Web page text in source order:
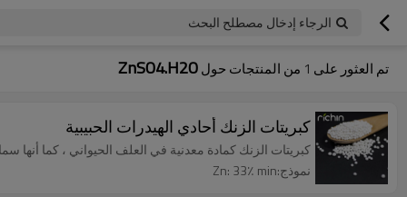
الرجاء إدخال مصطلح البحث
تم العثور على 1 من المنتجات حولZnSO4.H2O
كبريتات الزنك أحادي الهيدرات الحبيبية
كبريتات الزنك كمادة معدنية في العلف الحيواني ، كما
نموذج:Zn: 33٪ min